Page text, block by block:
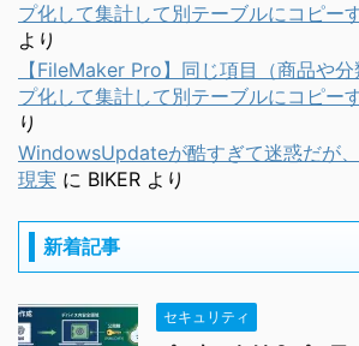
プ化して集計して別テーブルにコピー
より
【FileMaker Pro】同じ項目（商品や
プ化して集計して別テーブルにコピー
り
WindowsUpdateが酷すぎて迷惑だが
現実 に BIKER より
新着記事
セキュリティ